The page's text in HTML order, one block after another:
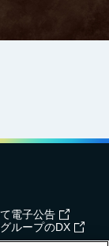
電子公告
ループのDX